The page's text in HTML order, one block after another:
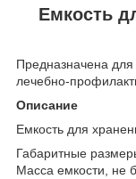
Емкость
Предназначена
лечебно-
Описание
Емкость для
Габаритные
Масса емкости, не